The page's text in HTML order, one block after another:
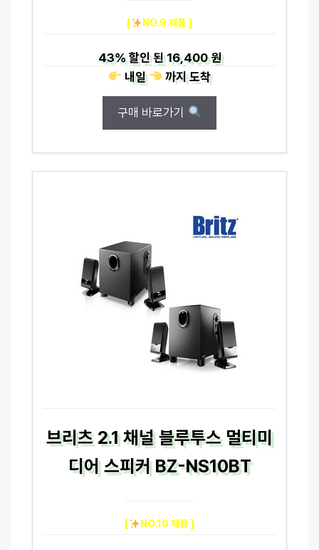
[ NO.9 제품 ]
43%할인 된16,400 원
내일
까지도착
구매 바로가기
브리츠 2.1 채널 블루투스 멀티미
디어 스피커 BZ-NS10BT
[ NO.10 제품 ]